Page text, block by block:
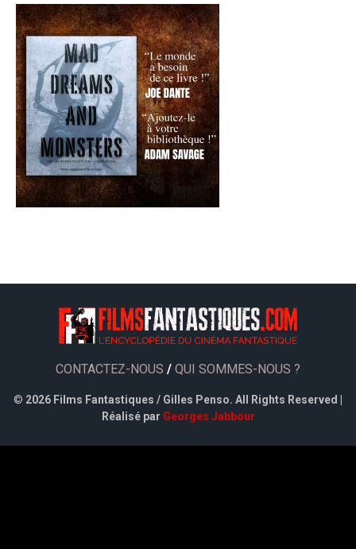
CONTACTEZ-NOUS / QUI SOMMES-NOUS ?
© 2026 Films Fantastiques / Gilles Penso. All Rights Reserved |
Réalisé par Georges Jabbour